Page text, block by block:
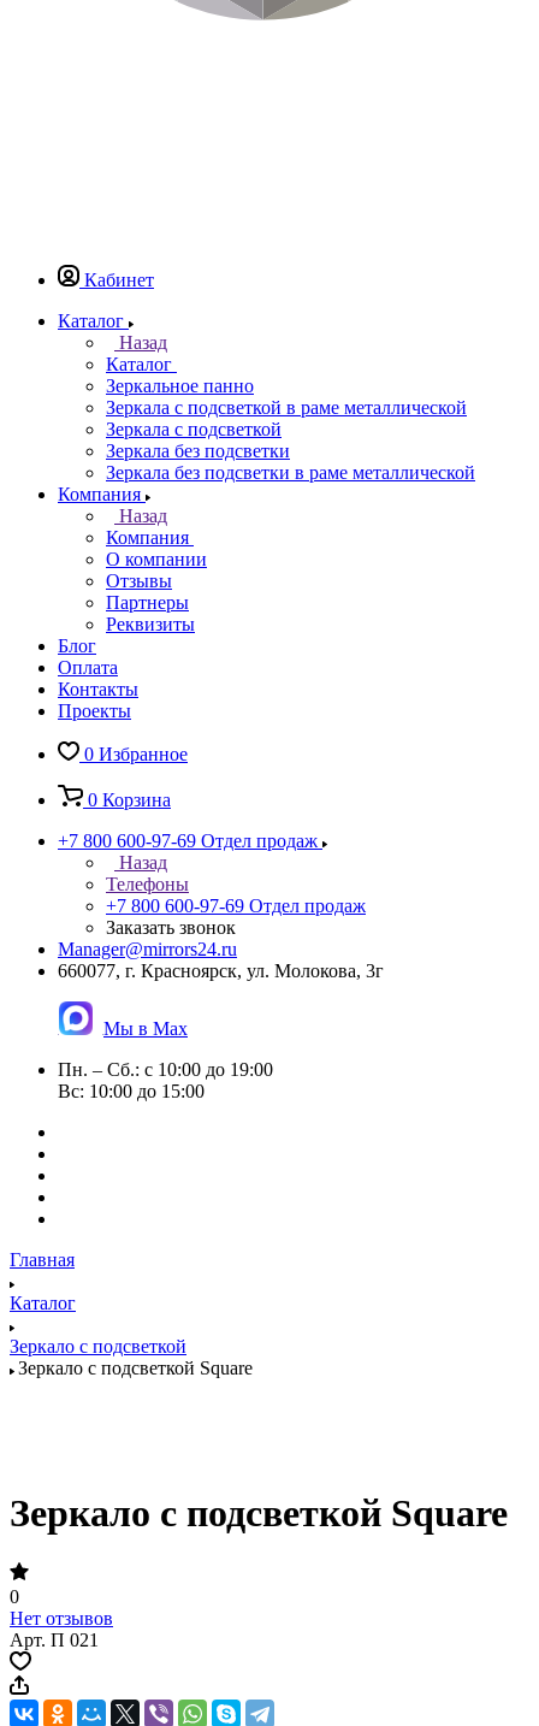
Кабинет
Каталог
Назад
Каталог
Зеркальное панно
Зеркала с подсветкой в раме металлической
Зеркала с подсветкой
Зеркала без подсветки
Зеркала без подсветки в раме металлической
Компания
Назад
Компания
О компании
Отзывы
Партнеры
Реквизиты
Блог
Оплата
Контакты
Проекты
0 Избранное
0 Корзина
+7 800 600-97-69 Отдел продаж
Назад
Телефоны
+7 800 600-97-69 Отдел продаж
Заказать звонок
Manager@mirrors24.ru
660077, г. Красноярск, ул. Молокова, 3г
Мы в Max
Пн. – Сб.: с 10:00 до 19:00
Вс: 10:00 до 15:00
Главная
Каталог
Зеркало с подсветкой
Зеркало с подсветкой Square
Зеркало с подсветкой Square
0
Нет отзывов
Арт. П 021